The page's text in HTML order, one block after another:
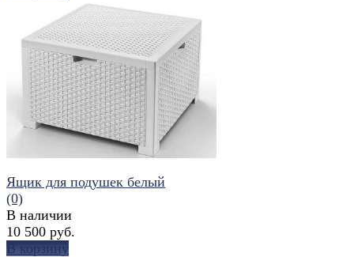
избранное сравнить
Ящик для подушек белый
(0)
В наличии
10 500 руб.
В корзину